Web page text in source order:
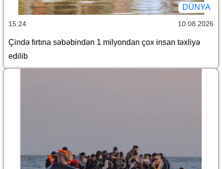
DÜNYA
15:24 10.08.2026
Çində fırtına səbəbindən 1 milyondan çox insan təxliyə
edilib